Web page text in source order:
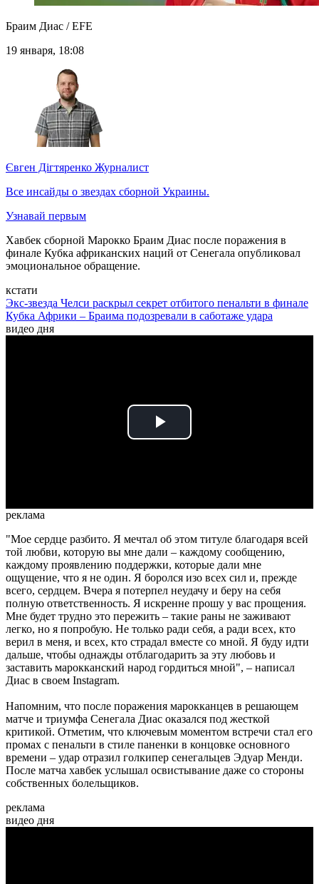
Браим Диас / EFE
19 января, 18:08
Євген Дігтяренко Журналист
Все инсайды о звездах сборной Украины.
Узнавай первым
Хавбек сборной Марокко Браим Диас после поражения в
финале Кубка африканских наций от Сенегала опубликовал
эмоциональное обращение.
кстати
Экс-звезда Челси раскрыл секрет отбитого пенальти в финале
Кубка Африки – Браима подозревали в саботаже удара
видео дня
Play
реклама
"Мое сердце разбито. Я мечтал об этом титуле благодаря всей
той любви, которую вы мне дали – каждому сообщению,
каждому проявлению поддержки, которые дали мне
ощущение, что я не один. Я боролся изо всех сил и, прежде
всего, сердцем. Вчера я потерпел неудачу и беру на себя
полную ответственность. Я искренне прошу у вас прощения.
Мне будет трудно это пережить – такие раны не заживают
легко, но я попробую. Не только ради себя, а ради всех, кто
верил в меня, и всех, кто страдал вместе со мной. Я буду идти
дальше, чтобы однажды отблагодарить за эту любовь и
заставить марокканский народ гордиться мной", – написал
Диас в своем Instagram.
Напомним, что после поражения марокканцев в решающем
матче и триумфа Сенегала Диас оказался под жесткой
критикой. Отметим, что ключевым моментом встречи стал его
промах с пенальти в стиле паненки в концовке основного
времени – удар отразил голкипер сенегальцев Эдуар Менди.
После матча хавбек услышал освистывание даже со стороны
собственных болельщиков.
реклама
видео дня